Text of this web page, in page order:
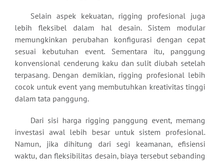
Selain aspek kekuatan, rigging profesional juga
lebih fleksibel dalam hal desain. Sistem modular
memungkinkan perubahan konfigurasi dengan cepat
sesuai kebutuhan event. Sementara itu, panggung
konvensional cenderung kaku dan sulit diubah setelah
terpasang. Dengan demikian, rigging profesional lebih
cocok untuk event yang membutuhkan kreativitas tinggi
dalam tata panggung.
Dari sisi harga rigging panggung event, memang
investasi awal lebih besar untuk sistem profesional.
Namun, jika dihitung dari segi keamanan, efisiensi
waktu, dan fleksibilitas desain, biaya tersebut sebanding